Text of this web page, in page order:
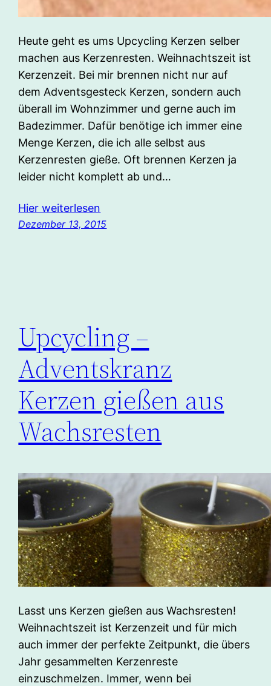
Heute geht es ums Upcycling Kerzen selber
machen aus Kerzenresten. Weihnachtszeit ist
Kerzenzeit. Bei mir brennen nicht nur auf
dem Adventsgesteck Kerzen, sondern auch
überall im Wohnzimmer und gerne auch im
Badezimmer. Dafür benötige ich immer eine
Menge Kerzen, die ich alle selbst aus
Kerzenresten gieße. Oft brennen Kerzen ja
leider nicht komplett ab und…
Hier weiterlesen
Dezember 13, 2015
Upcycling –
Adventskranz
Kerzen gießen aus
Wachsresten
Lasst uns Kerzen gießen aus Wachsresten!
Weihnachtszeit ist Kerzenzeit und für mich
auch immer der perfekte Zeitpunkt, die übers
Jahr gesammelten Kerzenreste
einzuschmelzen. Immer, wenn bei